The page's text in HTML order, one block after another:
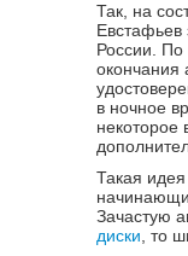
Так, на
Евстафьев
России.
окончания
в ночное
некоторое
Такая
Зачастую
диски , то